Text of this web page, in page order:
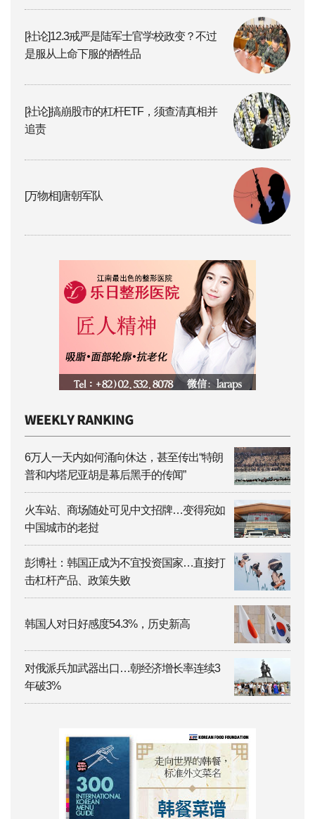
[社论]12.3戒严是陆军士官学校政变？不过
是服从上命下服的牺牲品
[社论]搞崩股市的杠杆ETF，须查清真相并
追责
[万物相]唐朝军队
6万人一天内如何涌向休达，甚至传出“特朗
普和内塔尼亚胡是幕后黑手的传闻”
火车站、商场随处可见中文招牌…变得宛如
中国城市的老挝
彭博社：韩国正成为不宜投资国家…直接打
击杠杆产品、政策失败
韩国人对日好感度54.3%，历史新高
对俄派兵加武器出口…朝经济增长率连续3
年破3%